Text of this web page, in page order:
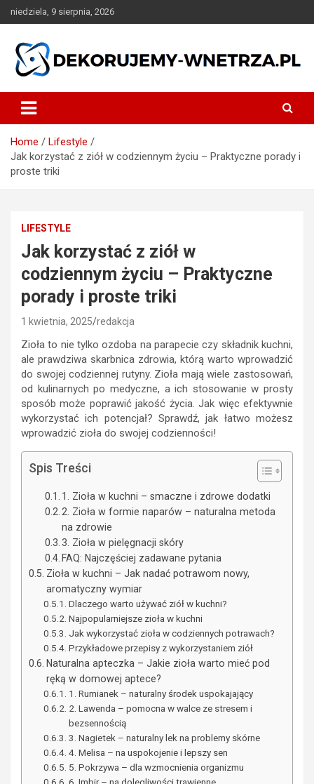
Skip
to
niedziela, 9 sierpnia, 2026
dekorujemy-wnetrza.pl
Home
Lifestyle
Jak korzystać z ziół w codziennym życiu – Praktyczne porady i
proste triki
LIFESTYLE
Jak korzystać z ziół w
codziennym życiu – Praktyczne
porady i proste triki
1 kwietnia, 2025 redakcja
Zioła to nie tylko ozdoba na parapecie czy składnik kuchni,
ale prawdziwa skarbnica zdrowia, którą warto wprowadzić
do swojej codziennej rutyny. Zioła mają wiele zastosowań,
od kulinarnych po medyczne, a ich stosowanie w prosty
sposób może poprawić jakość życia. Jak więc efektywnie
wykorzystać ich potencjał? Sprawdź, jak łatwo możesz
wprowadzić zioła do swojej codzienności!
Spis Treści
1. Zioła w kuchni – smaczne i zdrowe dodatki
2. Zioła w formie naparów – naturalna metoda
na zdrowie
3. Zioła w pielęgnacji skóry
FAQ: Najczęściej zadawane pytania
Zioła w kuchni – Jak nadać potrawom nowy,
aromatyczny wymiar
Dlaczego warto używać ziół w kuchni?
Najpopularniejsze zioła w kuchni
Jak wykorzystać zioła w codziennych potrawach?
Przykładowe przepisy z wykorzystaniem ziół
Naturalna apteczka – Jakie zioła warto mieć pod
ręką w domowej aptece?
1. Rumianek – naturalny środek uspokajający
2. Lawenda – pomocna w walce ze stresem i
bezsennością
3. Nagietek – naturalny lek na problemy skórne
4. Melisa – na uspokojenie i lepszy sen
5. Pokrzywa – dla wzmocnienia organizmu